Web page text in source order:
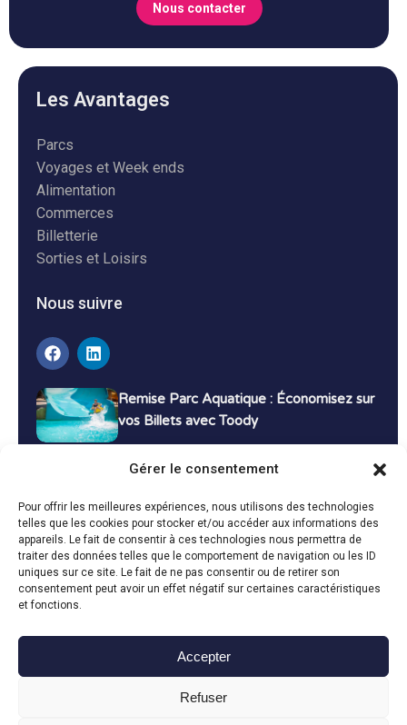
Gérer le consentement
Pour offrir les meilleures expériences, nous utilisons des technologies
telles que les cookies pour stocker et/ou accéder aux informations des
appareils. Le fait de consentir à ces technologies nous permettra de
traiter des données telles que le comportement de navigation ou les ID
uniques sur ce site. Le fait de ne pas consentir ou de retirer son
consentement peut avoir un effet négatif sur certaines caractéristiques
et fonctions.
Accepter
Refuser
Nous contacter
Les Avantages
Parcs
Voyages et Week ends
Alimentation
Commerces
Billetterie
Sorties et Loisirs
Nous suivre
Remise Parc Aquatique : Économisez sur
vos Billets avec Toody
Bons Plans Voyage : Économisez sur vos
Vacances avec Toody
13 décembre 2024 Bon plans
Toody © 2024